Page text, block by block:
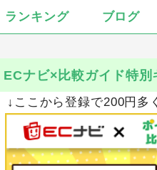
ランキング ブログ
ECナビ×比較ガイド特別
↓ここから登録で200円多